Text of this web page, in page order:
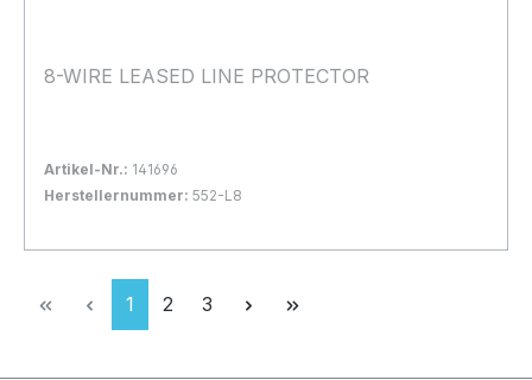
8-WIRE LEASED LINE PROTECTOR
Artikel-Nr.: 141696
Herstellernummer: 552-L8
In den Warenkorb
Seite
1 Seite
2 Seite
3